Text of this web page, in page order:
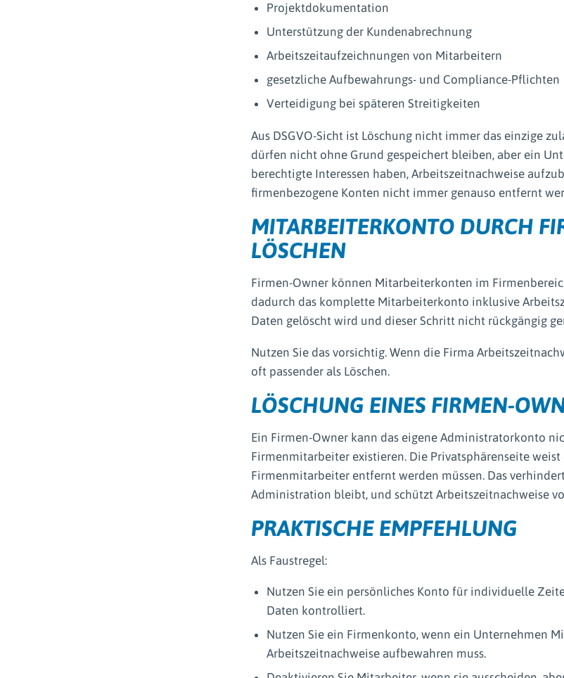
Projektdokumentation
Unterstützung der Kundenabrechnung
Arbeitszeitaufzeichnungen von Mitarbeitern
gesetzliche Aufbewahrungs- und Compliance-Pflichten
Verteidigung bei späteren Streitigkeiten
Aus DSGVO-Sicht ist Löschung nicht immer das einzige
dürfen nicht ohne Grund gespeichert bleiben, aber ein
berechtigte Interessen haben, Arbeitszeitnachweise
firmenbezogene Konten nicht immer genauso entfernt
MITARBEITERKONTO DURCH
LÖSCHEN
Firmen-Owner können Mitarbeiterkonten im
dadurch das komplette Mitarbeiterkonto inklusive
Daten gelöscht wird und dieser Schritt nicht rückgängig
Nutzen Sie das vorsichtig. Wenn die Firma
oft passender als Löschen.
LÖSCHUNG EINES FIRMEN-
Ein Firmen-Owner kann das eigene Administratorkonto
Firmenmitarbeiter existieren. Die Privatsphärenseite weist
Firmenmitarbeiter entfernt werden müssen. Das
Administration bleibt, und schützt Arbeitszeitnachweise
PRAKTISCHE EMPFEHLUNG
Als Faustregel:
Nutzen Sie ein persönliches Konto für individuelle
Daten kontrolliert.
Nutzen Sie ein Firmenkonto, wenn ein Unternehmen
Arbeitszeitnachweise aufbewahren muss.